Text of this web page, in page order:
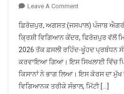
Leave A CommentOn
ਕੇਵੀਕੇ,
ਫਿਰੋਜ਼ਪੁਰ
ਵੱਲੋਂ
ਫਸਲਾਂ
ਦੀ
ਰਹਿੰਦ-
ਫ਼ਿਰੋਜ਼ਪੁਰ, ਅਗਸਤ:(ਜਸਪਾਲ) ਪੰਜਾਬ
ਕ੍ਰਿਸ਼ੀ ਵਿਗਿਆਨ ਕੇਂਦਰ, ਫਿਰੋਜ਼ਪੁਰ ਵੱਲੋਂ
2026 ਤੱਕ ਫ਼ਸਲੀ ਰਹਿੰਦ-ਖੂੰਹਦ ਪ੍ਰਬੰਧਨ
ਕਰਵਾਇਆ ਗਿਆ। ਇਸ ਸਿਖਲਾਈ ਵਿੱਚ
ਕਿਸਾਨਾਂ ਨੇ ਭਾਗ ਲਿਆ। ਇਸ ਕੋਰਸ ਦਾ
ਵਿਗਿਆਨਕ ਤਰੀਕੇ ਸੰਭਾਲ, ਮਿੱਟੀ […]